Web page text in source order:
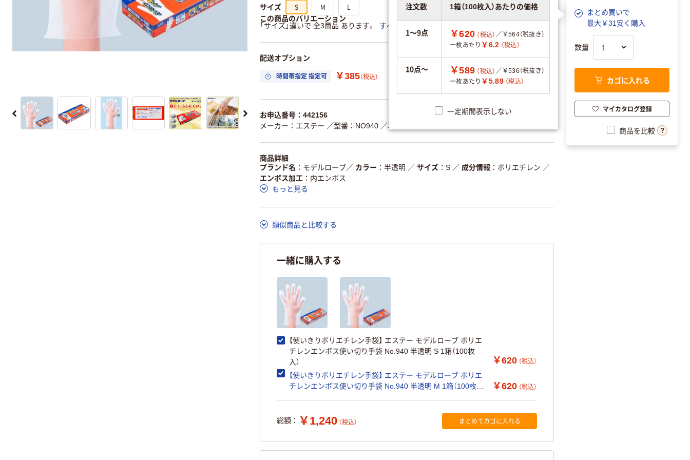
サイズ S M L
この商品のバリエーション
「サイズ」違いで 全3商品 あります。
すべてのバリエーションを見る
配送オプション
時間帯指定 指定可 ￥385（税込） 置き場所指定 利用可
お申込番号：442156
メーカー：エステー ／型番：NO940 ／JANコード：4901070751457
商品詳細
ブランド名
モデルローブ／ カラー 半透明 ／ サイズ S ／ 成分情報 ポリエチレン ／
エンボス加工
内エンボス
もっと見る
類似商品と比較する
一緒に購入する
【使いきりポリエチレン手袋】 エステー モデルローブ ポリエ
チレンエンボス使い切り手袋 No.940 半透明 S 1箱（100枚
入）
￥620 （税込）
【使いきりポリエチレン手袋】 エステー モデルローブ ポリエ
チレンエンボス使い切り手袋 No.940 半透明 M 1箱（100枚
￥620 （税込）
総額： ￥1,240 （税込） まとめてカゴに入れる
まとめ買いで
最大￥31安く購入
注文数 1箱（100枚入）あたりの価格
1～9点 ￥620 （税込） ／￥564（税抜き）
一枚あたり ￥6.2 （税込）
10点～ ￥589 （税込） ／￥536（税抜き）
一枚あたり ￥5.89 （税込）
一定期間表示しない
数量
カゴに入れる
マイカタログ登録
商品を比較